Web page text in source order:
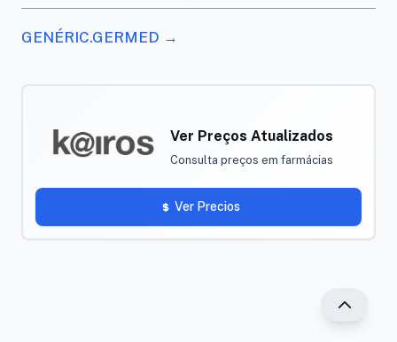
GENÉRIC.GERMED →
Ver Preços Atualizados
Consulta preços em farmácias
Ver Precios